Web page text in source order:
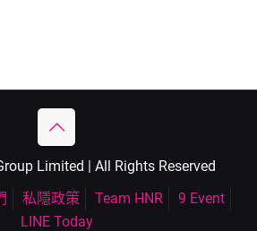
Limited | All Rights Reserved
私隱政策 Team HNR
9 Event
LINE Today